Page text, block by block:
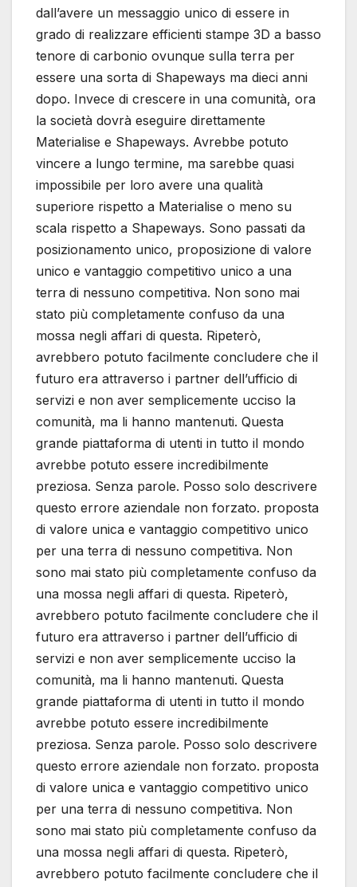
dall’avere un messaggio unico di essere in
grado di realizzare efficienti stampe 3D a basso
tenore di carbonio ovunque sulla terra per
essere una sorta di Shapeways ma dieci anni
dopo. Invece di crescere in una comunità, ora
la società dovrà eseguire direttamente
Materialise e Shapeways. Avrebbe potuto
vincere a lungo termine, ma sarebbe quasi
impossibile per loro avere una qualità
superiore rispetto a Materialise o meno su
scala rispetto a Shapeways. Sono passati da
posizionamento unico, proposizione di valore
unico e vantaggio competitivo unico a una
terra di nessuno competitiva. Non sono mai
stato più completamente confuso da una
mossa negli affari di questa. Ripeterò,
avrebbero potuto facilmente concludere che il
futuro era attraverso i partner dell’ufficio di
servizi e non aver semplicemente ucciso la
comunità, ma li hanno mantenuti. Questa
grande piattaforma di utenti in tutto il mondo
avrebbe potuto essere incredibilmente
preziosa. Senza parole. Posso solo descrivere
questo errore aziendale non forzato. proposta
di valore unica e vantaggio competitivo unico
per una terra di nessuno competitiva. Non
sono mai stato più completamente confuso da
una mossa negli affari di questa. Ripeterò,
avrebbero potuto facilmente concludere che il
futuro era attraverso i partner dell’ufficio di
servizi e non aver semplicemente ucciso la
comunità, ma li hanno mantenuti. Questa
grande piattaforma di utenti in tutto il mondo
avrebbe potuto essere incredibilmente
preziosa. Senza parole. Posso solo descrivere
questo errore aziendale non forzato. proposta
di valore unica e vantaggio competitivo unico
per una terra di nessuno competitiva. Non
sono mai stato più completamente confuso da
una mossa negli affari di questa. Ripeterò,
avrebbero potuto facilmente concludere che il